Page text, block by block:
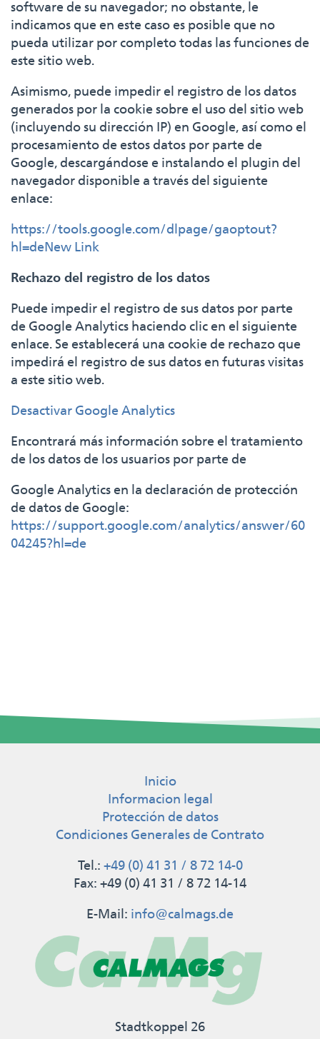
software de su navegador; no obstante, le
indicamos que en este caso es posible que no
pueda utilizar por completo todas las funciones de
este sitio web.
Asimismo, puede impedir el registro de los datos
generados por la cookie sobre el uso del sitio web
(incluyendo su dirección IP) en Google, así como el
procesamiento de estos datos por parte de
Google, descargándose e instalando el plugin del
navegador disponible a través del siguiente
enlace:
https://tools.google.com/dlpage/gaoptout?
hl=deNew Link
Rechazo del registro de los datos
Puede impedir el registro de sus datos por parte
de Google Analytics haciendo clic en el siguiente
enlace. Se establecerá una cookie de rechazo que
impedirá el registro de sus datos en futuras visitas
a este sitio web.
Desactivar Google Analytics
Encontrará más información sobre el tratamiento
de los datos de los usuarios por parte de
Google Analytics en la declaración de protección
de datos de Google:
https://support.google.com/analytics/answer/60
04245?hl=de
Inicio
Informacion legal
Protección de datos
Condiciones Generales de Contrato
Tel.: +49 (0) 41 31 / 8 72 14-0
Fax: +49 (0) 41 31 / 8 72 14-14
E-Mail: info@calmags.de
Stadtkoppel 26